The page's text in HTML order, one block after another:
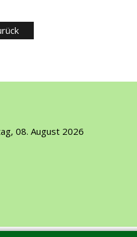
08. August 2026